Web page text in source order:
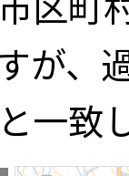
が、
一致